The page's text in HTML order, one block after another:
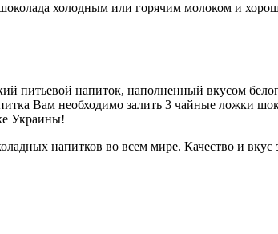
холодным или горячим молоком и
питьевой напиток, наполненный вкусом
Вам необходимо залить 3 чайные ложки
Украины!
напитков во всем мире. Качество и